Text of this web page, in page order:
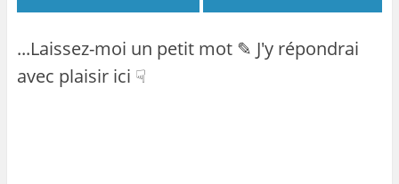
...Laissez-moi un petit mot ✎ J'y répondrai
avec plaisir ici ☟